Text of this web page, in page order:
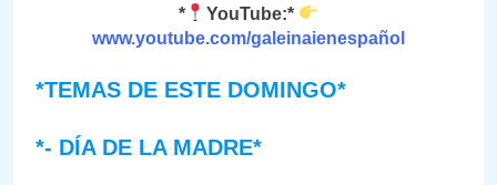
*
YouTube:*
www.youtube.com/galeinaienespañol
*TEMAS DE ESTE DOMINGO*
*- DÍA DE LA MADRE*